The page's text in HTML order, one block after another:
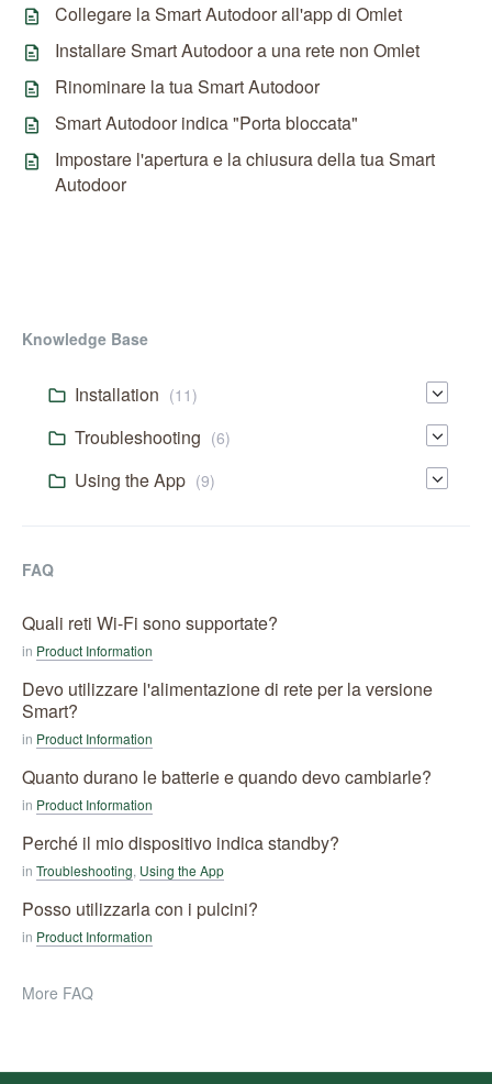
Collegare la Smart Autodoor all'app di Omlet
Installare Smart Autodoor a una rete non Omlet
Rinominare la tua Smart Autodoor
Smart Autodoor indica "Porta bloccata"
Impostare l'apertura e la chiusura della tua Smart
Autodoor
Knowledge Base
Installation (11)
Troubleshooting (6)
Using the App (9)
FAQ
Quali reti Wi-Fi sono supportate?
in Product Information
Devo utilizzare l'alimentazione di rete per la versione
Smart?
in Product Information
Quanto durano le batterie e quando devo cambiarle?
in Product Information
Perché il mio dispositivo indica standby?
in Troubleshooting, Using the App
Posso utilizzarla con i pulcini?
in Product Information
More FAQ